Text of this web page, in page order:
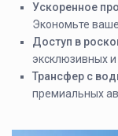
Ускоренное
Экономьте
Доступ в
эксклюзивных
Трансфер с
премиальных